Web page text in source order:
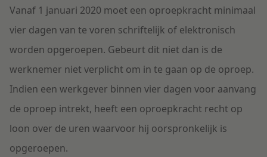
Vanaf 1 januari 2020 moet een oproepkracht minimaal
vier dagen van te voren schriftelijk of elektronisch
worden opgeroepen. Gebeurt dit niet dan is de
werknemer niet verplicht om in te gaan op de oproep.
Indien een werkgever binnen vier dagen voor aanvang
de oproep intrekt, heeft een oproepkracht recht op
loon over de uren waarvoor hij oorspronkelijk is
opgeroepen.